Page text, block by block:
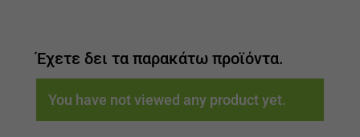
Έχετε δει τα παρακάτω προϊόντα.
You have not viewed any product yet.